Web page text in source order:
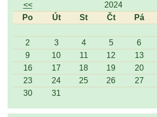
<<
2024
Po
Út St Čt Pá
2
3 4 5 6
9
10 11 12 13
16
17 18 19 20
23
24 25 26 27
30
31